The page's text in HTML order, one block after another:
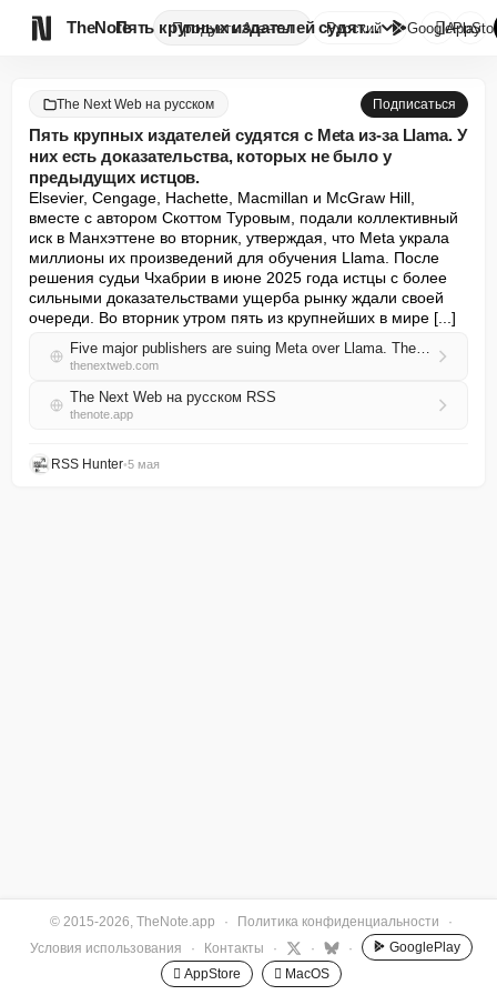
TheNote ПродуктыАгенты Пять крупных издателей судятся...
Русский GooglePlay

The Next Web на русском Подписаться
Пять крупных издателей судятся с Meta из-за Llama. У
них есть доказательства, которых не было у
предыдущих истцов.
Elsevier, Cengage, Hachette, Macmillan и McGraw Hill,
вместе с автором Скоттом Туровым, подали коллективный
иск в Манхэттене во вторник, утверждая, что Meta украла
миллионы их произведений для обучения Llama. После
решения судьи Чхабрии в июне 2025 года истцы с более
сильными доказательствами ущерба рынку ждали своей
очереди. Во вторник утром пять из крупнейших в мире [...]
Five major publishers are suing Meta over Llama. They have evidence that the previous plaintiffs did not.
thenextweb.com
The Next Web на русском RSS
thenote.app
RSS Hunter•5 мая
© 2015-2026, TheNote.app · Политика конфиденциальности
·
Условия использования
· Контакты · · ·
GooglePlay
 AppStore
 MacOS